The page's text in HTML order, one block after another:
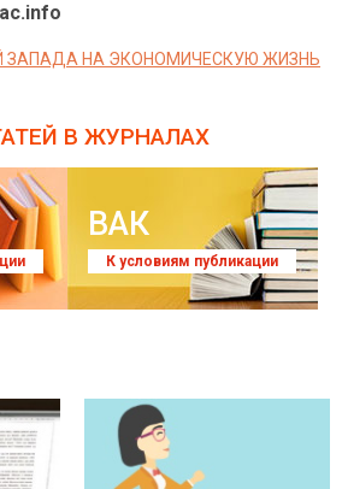
ЗАПАДА НА ЭКОНОМИЧЕСКУЮ ЖИЗНЬ
В ЖУРНАЛАХ
ВАК
К условиям публикации